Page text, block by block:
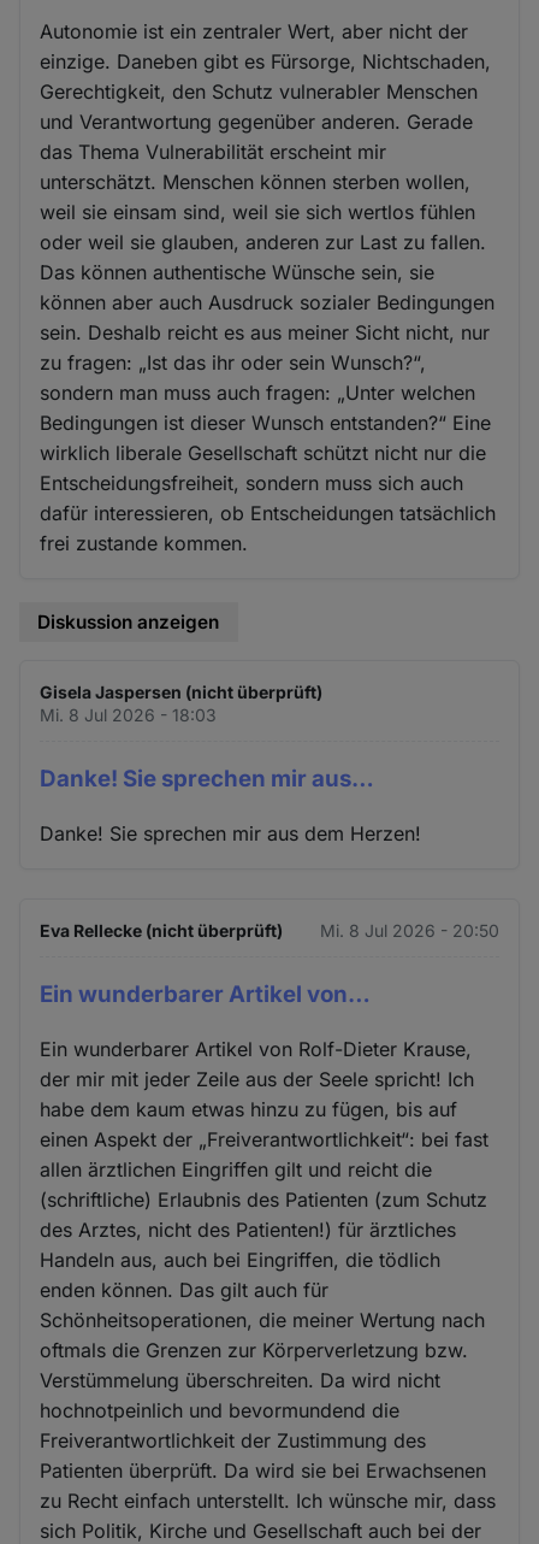
Autonomie ist ein zentraler Wert, aber nicht der
einzige. Daneben gibt es Fürsorge, Nichtschaden,
Gerechtigkeit, den Schutz vulnerabler Menschen
und Verantwortung gegenüber anderen. Gerade
das Thema Vulnerabilität erscheint mir
unterschätzt. Menschen können sterben wollen,
weil sie einsam sind, weil sie sich wertlos fühlen
oder weil sie glauben, anderen zur Last zu fallen.
Das können authentische Wünsche sein, sie
können aber auch Ausdruck sozialer Bedingungen
sein. Deshalb reicht es aus meiner Sicht nicht, nur
zu fragen: „Ist das ihr oder sein Wunsch?“,
sondern man muss auch fragen: „Unter welchen
Bedingungen ist dieser Wunsch entstanden?“ Eine
wirklich liberale Gesellschaft schützt nicht nur die
Entscheidungsfreiheit, sondern muss sich auch
dafür interessieren, ob Entscheidungen tatsächlich
frei zustande kommen.
Diskussion anzeigen
Gisela Jaspersen (nicht überprüft)
Mi. 8 Jul 2026 - 18:03
Danke! Sie sprechen mir aus…
Danke! Sie sprechen mir aus dem Herzen!
Eva Rellecke (nicht überprüft) Mi. 8 Jul 2026 - 20:50
Ein wunderbarer Artikel von…
Ein wunderbarer Artikel von Rolf-Dieter Krause,
der mir mit jeder Zeile aus der Seele spricht! Ich
habe dem kaum etwas hinzu zu fügen, bis auf
einen Aspekt der „Freiverantwortlichkeit“: bei fast
allen ärztlichen Eingriffen gilt und reicht die
(schriftliche) Erlaubnis des Patienten (zum Schutz
des Arztes, nicht des Patienten!) für ärztliches
Handeln aus, auch bei Eingriffen, die tödlich
enden können. Das gilt auch für
Schönheitsoperationen, die meiner Wertung nach
oftmals die Grenzen zur Körperverletzung bzw.
Verstümmelung überschreiten. Da wird nicht
hochnotpeinlich und bevormundend die
Freiverantwortlichkeit der Zustimmung des
Patienten überprüft. Da wird sie bei Erwachsenen
zu Recht einfach unterstellt. Ich wünsche mir, dass
sich Politik, Kirche und Gesellschaft auch bei der